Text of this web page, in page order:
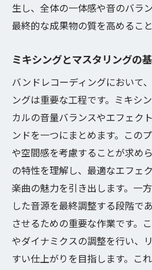
生し、全体の一体感や音のバラ
最終的な成果物の質を高めること
ミキシングとマスタリングの
バンドレコーディングにおいて
ングは重要な工程です。ミキシ
カルの音量バランスやエフェク
ンドを一つにまとめます。この
や空間感を考慮することが求め
の特性を理解し、最適なエフェ
楽曲の魅力を引き出します。一
した音源を最終調整する段階で
させるための重要な作業です。
やダイナミクスの調整を行い、
すい仕上がりを目指します。こ